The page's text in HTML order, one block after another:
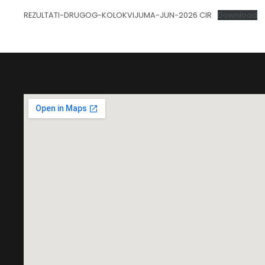
REZULTATI-DRUGOG-KOLOKVIJUMA-JUN-2026 CIR Download